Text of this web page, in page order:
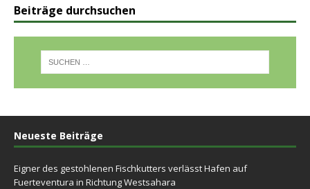
Beiträge durchsuchen
Neueste Beiträge
Eigner des gestohlenen Fischkutters verlässt Hafen auf
Fuerteventura in Richtung Westsahara